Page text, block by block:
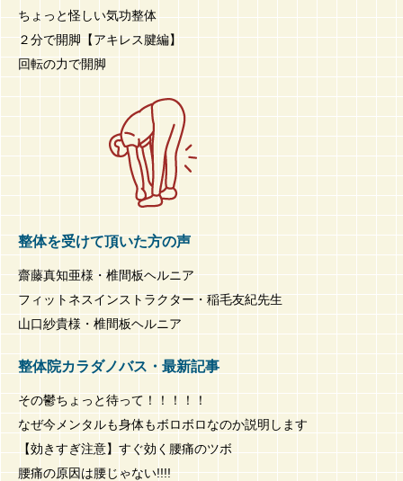
ちょっと怪しい気功整体
２分で開脚【アキレス腱編】
回転の力で開脚
整体を受けて頂いた方の声
齋藤真知亜様・椎間板ヘルニア
フィットネスインストラクター・稲毛友紀先生
山口紗貴様・椎間板ヘルニア
整体院カラダノバス・最新記事
その鬱ちょっと待って！！！！！
なぜ今メンタルも身体もボロボロなのか説明します
【効きすぎ注意】すぐ効く腰痛のツボ
腰痛の原因は腰じゃない!!!!